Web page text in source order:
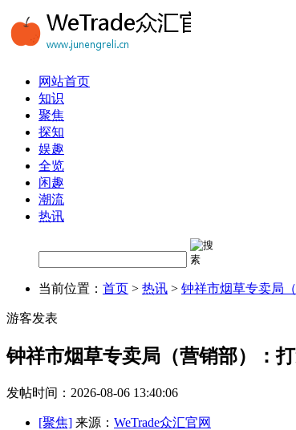
网站首页
知识
聚焦
探知
娱趣
全览
闲趣
潮流
热讯
当前位置： 首页 > 热讯 > 钟祥市烟草专卖局
游客发表
钟祥市烟草专卖局（营销部）：
发帖时间：2026-08-06 13:40:06
[聚焦] 来源： WeTrade众汇官网